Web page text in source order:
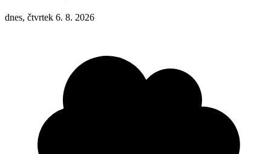
dnes, čtvrtek 6. 8. 2026